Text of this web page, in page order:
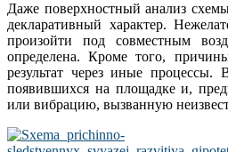
Даже поверхностный анализ
декларативный характер.
произойти под совместным
определена. Кроме того,
результат через иные процессы.
появившихся на площадке и,
или вибрацию, вызванную